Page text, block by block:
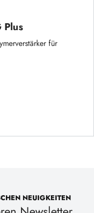
Plus
für
NEUIGKEITEN